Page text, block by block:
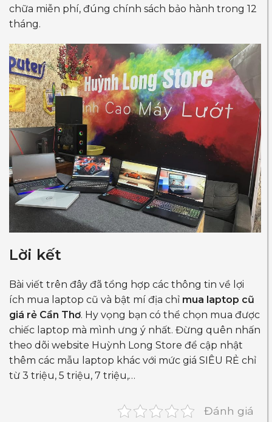
chữa miễn phí, đúng chính sách bảo hành trong 12
tháng.
Lời kết
Bài viết trên đây đã tổng hợp các thông tin về lợi
ích mua laptop cũ và bật mí địa chỉ mua laptop cũ
giá rẻ Cần Thơ. Hy vọng bạn có thể chọn mua được
chiếc laptop mà mình ưng ý nhất. Đừng quên nhấn
theo dõi website Huỳnh Long Store để cập nhật
thêm các mẫu laptop khác với mức giá SIÊU RẺ chỉ
từ 3 triệu, 5 triệu, 7 triệu,…
Đánh giá